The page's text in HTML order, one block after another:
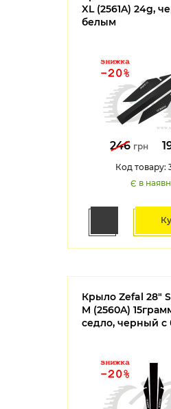
XL (2561A) 24g,
белым
246 грн
Код товару:
Є в
Крыло Zefal 28"
M (2560A)
седло, черный